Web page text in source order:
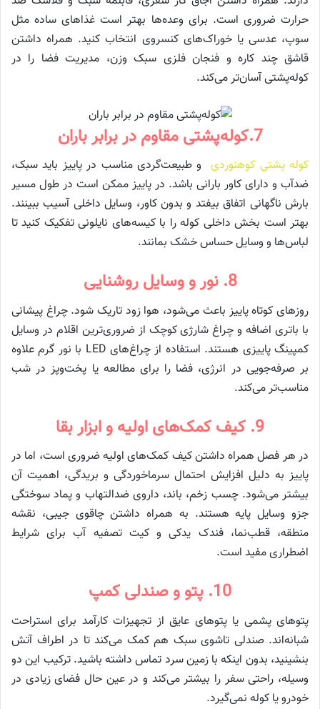
حرارت ضروری است. برای وعده‌ها بهتر است غذاهای ساده مثل
سوپ، عدسی یا خوراک‌های کنسروی انتخاب کنید. همراه داشتن
قاشق چند کاره و فنجان فلزی سبک وزن، مدیریت فضا را در
کوله‌پشتی آسان‌تر می‌کند.
7.کوله‌پشتی مقاوم در برابر باران
کوله پشتی کوهنوردیو طبیعت‌گردی مناسب در پاییز باید سبک،
ضدآب و دارای کاور بارانی باشد. در پاییز ممکن است در طول مسیر
بارش ناگهانی اتفاق بیفتد و بدون کاور، وسایل داخلی آسیب ببینند.
بهتر است بخش داخلی کوله را با کیسه‌های نایلونی تفکیک کنید تا
لباس‌ها و وسایل حساس خشک بمانند.
8. نور و وسایل روشنایی
روزهای کوتاه پاییز باعث می‌شود، هوا زود تاریک شود. چراغ پیشانی
با باتری اضافه و چراغ شارژی کوچک از ضروری‌ترین اقلام در وسایل
کمپینگ پاییزی هستند. استفاده از چراغ‌های LED با نور گرم علاوه
بر صرفه‌جویی در انرژی، فضا را برای مطالعه یا پخت‌وپز در شب
مناسب‌تر می‌کند.
9. کیف کمک‌های اولیه و ابزار بقا
در هر فصل همراه داشتن کیف کمک‌های اولیه ضروری است، اما در
پاییز به دلیل افزایش احتمال سرماخوردگی و بریدگی، اهمیت آن
بیشتر می‌شود. چسب زخم، باند، داروی ضدالتهاب و پماد سوختگی
جزو وسایل پایه هستند. به همراه داشتن چاقوی جیبی، نقشه
منطقه، قطب‌نما، فندک یدکی و کیت تصفیه آب برای شرایط
اضطراری مفید است.
10. پتو و صندلی کمپ
پتوهای پشمی یا پتوهای عایق از تجهیزات کارآمد برای استراحت
شبانه‌اند. صندلی تاشوی سبک هم کمک می‌کند تا در اطراف آتش
بنشینید، بدون اینکه با زمین سرد تماس داشته باشید. ترکیب این دو
وسیله، راحتی سفر را بیشتر می‌کند و در عین حال فضای زیادی در
خودرو یا کوله نمی‌گیرد.